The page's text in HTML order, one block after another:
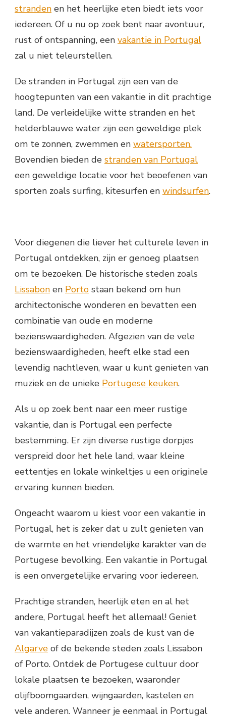
stranden en het heerlijke eten biedt iets voor
iedereen. Of u nu op zoek bent naar avontuur,
rust of ontspanning, een vakantie in Portugal
zal u niet teleurstellen.
De stranden in Portugal zijn een van de
hoogtepunten van een vakantie in dit prachtige
land. De verleidelijke witte stranden en het
helderblauwe water zijn een geweldige plek
om te zonnen, zwemmen en watersporten.
Bovendien bieden de stranden van Portugal
een geweldige locatie voor het beoefenen van
sporten zoals surfing, kitesurfen en windsurfen.
Voor diegenen die liever het culturele leven in
Portugal ontdekken, zijn er genoeg plaatsen
om te bezoeken. De historische steden zoals
Lissabon en Porto staan bekend om hun
architectonische wonderen en bevatten een
combinatie van oude en moderne
bezienswaardigheden. Afgezien van de vele
bezienswaardigheden, heeft elke stad een
levendig nachtleven, waar u kunt genieten van
muziek en de unieke Portugese keuken.
Als u op zoek bent naar een meer rustige
vakantie, dan is Portugal een perfecte
bestemming. Er zijn diverse rustige dorpjes
verspreid door het hele land, waar kleine
eettentjes en lokale winkeltjes u een originele
ervaring kunnen bieden.
Ongeacht waarom u kiest voor een vakantie in
Portugal, het is zeker dat u zult genieten van
de warmte en het vriendelijke karakter van de
Portugese bevolking. Een vakantie in Portugal
is een onvergetelijke ervaring voor iedereen.
Prachtige stranden, heerlijk eten en al het
andere, Portugal heeft het allemaal! Geniet
van vakantieparadijzen zoals de kust van de
Algarve of de bekende steden zoals Lissabon
of Porto. Ontdek de Portugese cultuur door
lokale plaatsen te bezoeken, waaronder
olijfboomgaarden, wijngaarden, kastelen en
vele anderen. Wanneer je eenmaal in Portugal